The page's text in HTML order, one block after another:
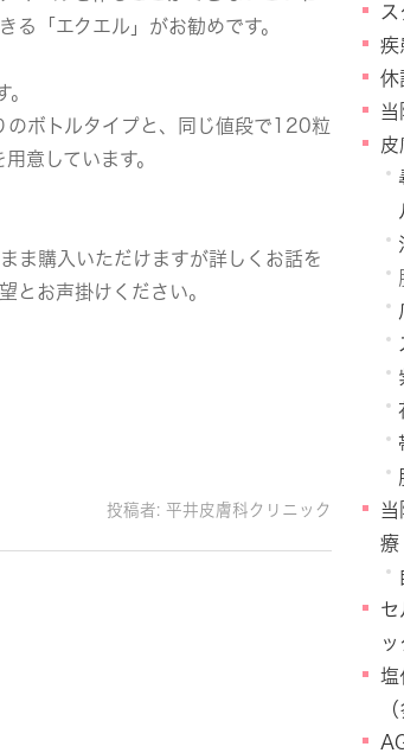
る「 エクエル 」がお勧めです。
ボトルタイプと、同じ値段で120粒
意しています。
ま購入いただけますが詳しくお話を
とお声掛けください。
投稿者: 平井皮膚科クリニック
疾
休
当
皮
当
療
セ
塩